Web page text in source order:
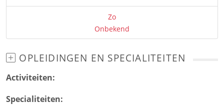
Zo
Onbekend
OPLEIDINGEN EN SPECIALITEITEN
Activiteiten:
Specialiteiten: